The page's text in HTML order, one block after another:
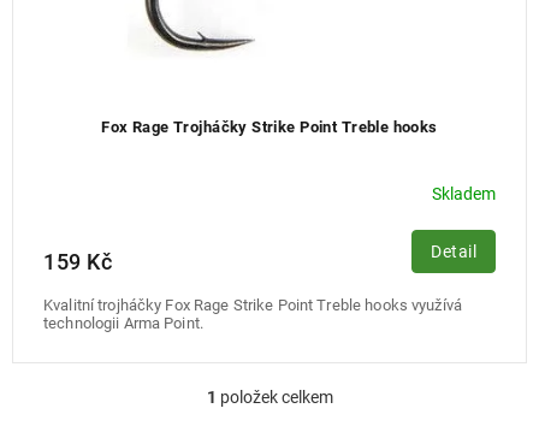
Fox Rage Trojháčky Strike Point Treble hooks
Skladem
159 Kč Detail
Kvalitní trojháčky Fox Rage Strike Point Treble hooks využívá
technologii Arma Point.
O
1 položek celkem